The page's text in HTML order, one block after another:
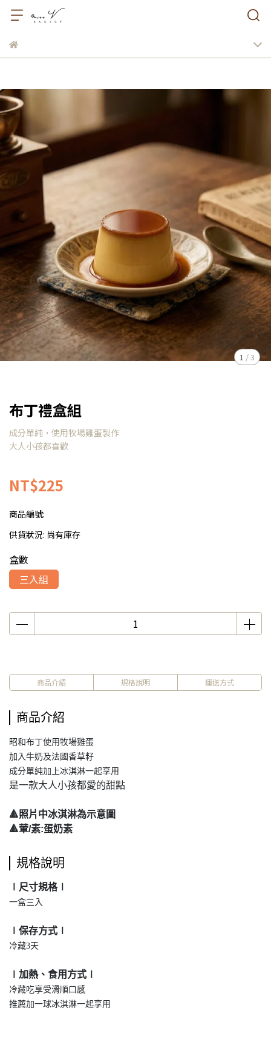
1 /3
布丁禮盒組
成分單純，使用牧場雞蛋製作
大人小孩都喜歡
NT$225
商品編號:
供貨狀況: 尚有庫存
盒數
三入組
商品介紹 規格說明 運送方式
商品介紹
昭和布丁使用牧場雞蛋
加入牛奶及法國香草籽
成分單純加上冰淇淋一起享用
是一款大人小孩都愛的甜點
🔺照片中冰淇淋為示意圖
🔺葷/素:蛋奶素
規格說明
∣尺寸規格∣
一盒三入
∣保存方式∣
冷藏3天
∣加熱、食用方式∣
冷藏吃享受滑順口感
推薦加一球冰淇淋一起享用